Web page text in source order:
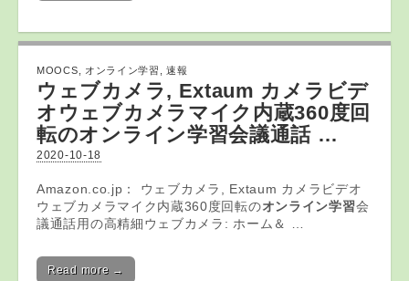
MOOCS オンライン学習 ,速報
ウェブカメラ, Extaum カメラビデ
オウェブカメラマイク内蔵360度回
転のオンライン学習会議通話 …
2020-10-18
Amazon.co.jp： ウェブカメラ, Extaum カメラビデオ
ウェブカメラマイク内蔵360度回転のオンライン学習会
議通話用の高精細ウェブカメラ: ホーム＆ …
Read more →